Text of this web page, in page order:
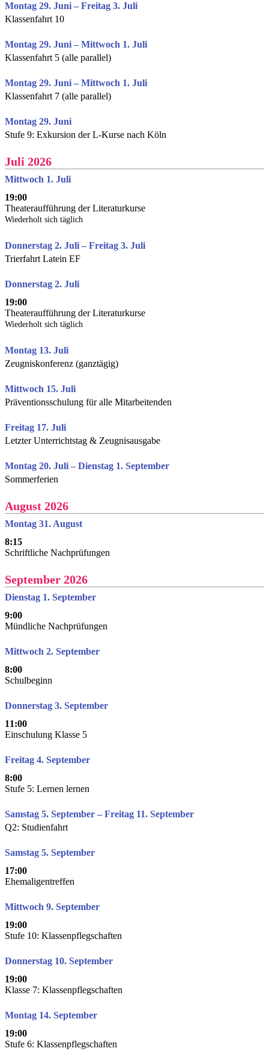
Montag 29. Juni – Freitag 3. Juli
Klassenfahrt 10
Montag 29. Juni – Mittwoch 1. Juli
Klassenfahrt 5 (alle parallel)
Montag 29. Juni – Mittwoch 1. Juli
Klassenfahrt 7 (alle parallel)
Montag 29. Juni
Stufe 9: Exkursion der L-Kurse nach Köln
Juli 2026
Mittwoch 1. Juli
19:00
Theateraufführung der Literaturkurse
Wiederholt sich täglich
Donnerstag 2. Juli – Freitag 3. Juli
Trierfahrt Latein EF
Donnerstag 2. Juli
19:00
Theateraufführung der Literaturkurse
Wiederholt sich täglich
Montag 13. Juli
Zeugniskonferenz (ganztägig)
Mittwoch 15. Juli
Präventionsschulung für alle Mitarbeitenden
Freitag 17. Juli
Letzter Unterrichtstag & Zeugnisausgabe
Montag 20. Juli – Dienstag 1. September
Sommerferien
August 2026
Montag 31. August
8:15
Schriftliche Nachprüfungen
September 2026
Dienstag 1. September
9:00
Mündliche Nachprüfungen
Mittwoch 2. September
8:00
Schulbeginn
Donnerstag 3. September
11:00
Einschulung Klasse 5
Freitag 4. September
8:00
Stufe 5: Lernen lernen
Samstag 5. September – Freitag 11. September
Q2: Studienfahrt
Samstag 5. September
17:00
Ehemaligentreffen
Mittwoch 9. September
19:00
Stufe 10: Klassenpflegschaften
Donnerstag 10. September
19:00
Klasse 7: Klassenpflegschaften
Montag 14. September
19:00
Stufe 6: Klassenpflegschaften